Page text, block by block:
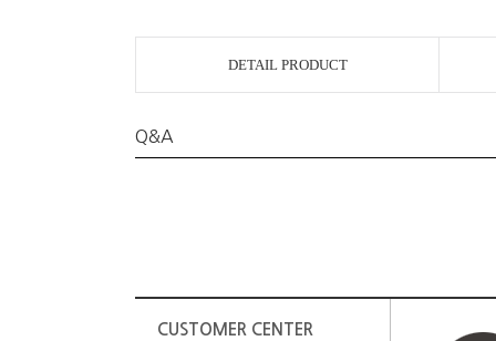
DETAIL PRODUCT
Q&A
CUSTOMER CENTER